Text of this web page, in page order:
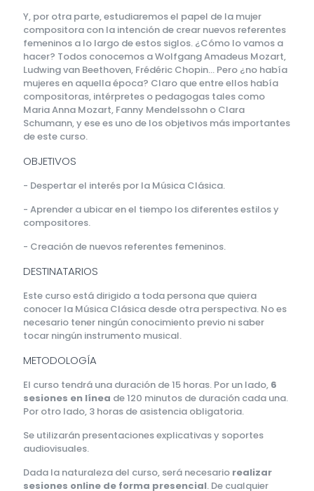
Y, por otra parte, estudiaremos el papel de la mujer
compositora con la intención de crear nuevos referentes
femeninos a lo largo de estos siglos. ¿Cómo lo vamos a
hacer? Todos conocemos a Wolfgang Amadeus Mozart,
Ludwing van Beethoven, Frédéric Chopin… Pero ¿no había
mujeres en aquella época? Claro que entre ellos había
compositoras, intérpretes o pedagogas tales como
Maria Anna Mozart, Fanny Mendelssohn o Clara
Schumann, y ese es uno de los objetivos más importantes
de este curso.
OBJETIVOS
- Despertar el interés por la Música Clásica.
- Aprender a ubicar en el tiempo los diferentes estilos y
compositores.
- Creación de nuevos referentes femeninos.
DESTINATARIOS
Este curso está dirigido a toda persona que quiera
conocer la Música Clásica desde otra perspectiva. No es
necesario tener ningún conocimiento previo ni saber
tocar ningún instrumento musical.
METODOLOGÍA
El curso tendrá una duración de 15 horas. Por un lado, 6
sesiones en línea de 120 minutos de duración cada una.
Por otro lado, 3 horas de asistencia obligatoria.
Se utilizarán presentaciones explicativas y soportes
audiovisuales.
Dada la naturaleza del curso, será necesario realizar
sesiones online de forma presencial. De cualquier